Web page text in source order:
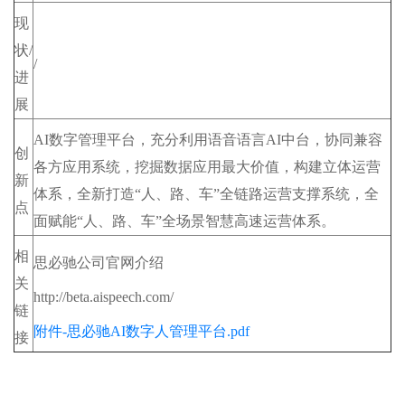
现
状/
进
展
/
创
新
点
AI数字管理平台，充分利用语音语言AI中台，协同兼容
各方应用系统，挖掘数据应用最大价值，构建立体运营
体系，全新打造“人、路、车”全链路运营支撑系统，全
面赋能“人、路、车”全场景智慧高速运营体系。
相
关
链
接
思必驰公司官网介绍
http://beta.aispeech.com/
附件-思必驰AI数字人管理平台.pdf